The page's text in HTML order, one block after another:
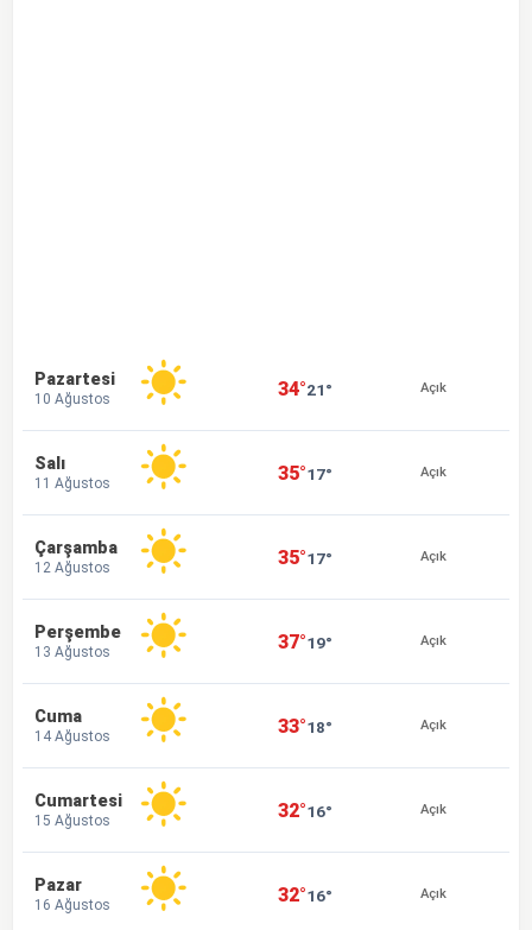
Pazartesi
10 Ağustos 34°21° Açık
Salı
11 Ağustos 35°17° Açık
Çarşamba
12 Ağustos 35°17° Açık
Perşembe
13 Ağustos 37°19° Açık
Cuma
14 Ağustos 33°18° Açık
Cumartesi
15 Ağustos 32°16° Açık
Pazar
16 Ağustos 32°16° Açık